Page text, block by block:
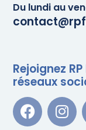
Du lundi au
Rejoignez
réseaux